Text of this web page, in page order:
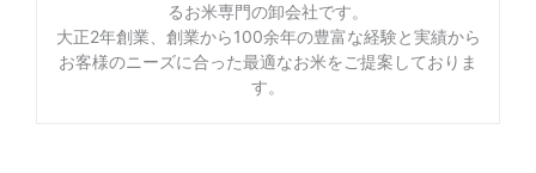
るお米専門の卸会社です。
大正2年創業、創業から100余年の豊富な経験と実績から
お客様のニーズに合った最適なお米をご提案しておりま
す。